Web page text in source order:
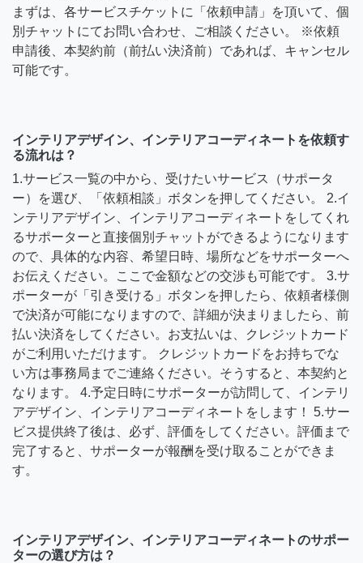
まずは、各サービスチケットに「依頼申請」を頂いて、個
別チャットにてお問い合わせ、ご相談ください。 ※依頼
申請後、本契約前（前払い決済前）であれば、キャンセル
可能です。
インテリアデザイン、インテリアコーディネートを依頼す
る流れは？
1.サービス一覧の中から、受けたいサービス（サポータ
ー）を選び、「依頼相談」ボタンを押してください。 2.イ
ンテリアデザイン、インテリアコーディネートをしてくれ
るサポーターと直接個別チャットができるようになります
ので、具体的な内容、希望日時、場所などをサポーターへ
お伝えください。ここで金額などの交渉も可能です。 3.サ
ポーターが「引き受ける」ボタンを押したら、依頼者様側
で決済が可能になりますので、詳細が決まりましたら、前
払い決済をしてください。お支払いは、クレジットカード
がご利用いただけます。 クレジットカードをお持ちでな
い方は事務局までご連絡ください。そうすると、本契約と
なります。 4.予定日時にサポーターが訪問して、インテリ
アデザイン、インテリアコーディネートをします！ 5.サー
ビス提供終了後は、必ず、評価をしてください。評価まで
完了すると、サポーターが報酬を受け取ることができま
す。
インテリアデザイン、インテリアコーディネートのサポー
ターの選び方は？